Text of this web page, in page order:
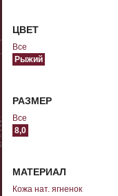
ЦВЕТ
Все
Рыжий
РАЗМЕР
Все
8,0
МАТЕРИАЛ
Кожа нат. ягненок